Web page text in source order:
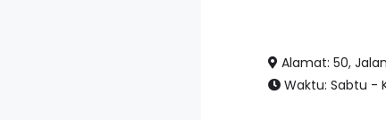
Alamat: 50,
Waktu: Sabtu -